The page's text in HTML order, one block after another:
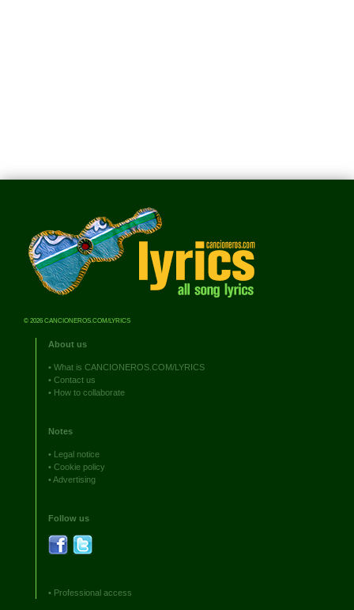
© 2026 CANCIONEROS.COM/LYRICS
About us
• What is CANCIONEROS.COM/LYRICS
• Contact us
• How to collaborate
Notes
• Legal notice
• Cookie policy
•Advertising
Follow us
• Professional access